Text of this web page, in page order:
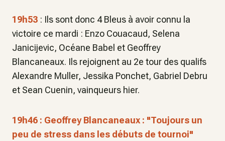
19h53 : Ils sont donc 4 Bleus à avoir connu la
victoire ce mardi : Enzo Couacaud, Selena
Janicijevic, Océane Babel et Geoffrey
Blancaneaux. Ils rejoignent au 2e tour des qualifs
Alexandre Muller, Jessika Ponchet, Gabriel Debru
et Sean Cuenin, vainqueurs hier.
19h46 : Geoffrey Blancaneaux : "Toujours un
peu de stress dans les débuts de tournoi"